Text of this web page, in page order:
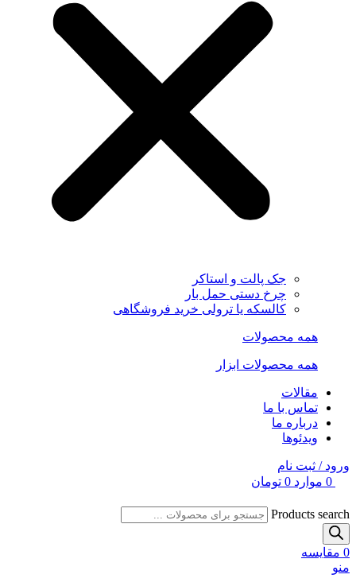
جک پالت و استاکر
چرخ دستی حمل بار
کالسکه یا ترولی خرید فروشگاهی
همه محصولات
همه محصولات ابزار
مقالات
تماس با ما
درباره ما
ویدئوها
ورود / ثبت نام
0 موارد 0 تومان
Products search
0 مقایسه
منو